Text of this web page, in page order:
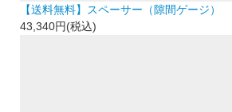
【送料無料】スペーサー（隙間ゲージ）
43,340円(税込)